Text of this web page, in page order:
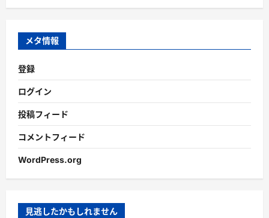
カ
ブ
メタ情報
登録
ログイン
投稿フィード
コメントフィード
WordPress.org
見逃したかもしれません